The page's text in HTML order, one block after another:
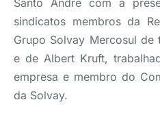
Santo André com a
sindicatos membros da
Grupo Solvay Mercosul de
e de Albert Kruft,
empresa e membro do
da Solvay.